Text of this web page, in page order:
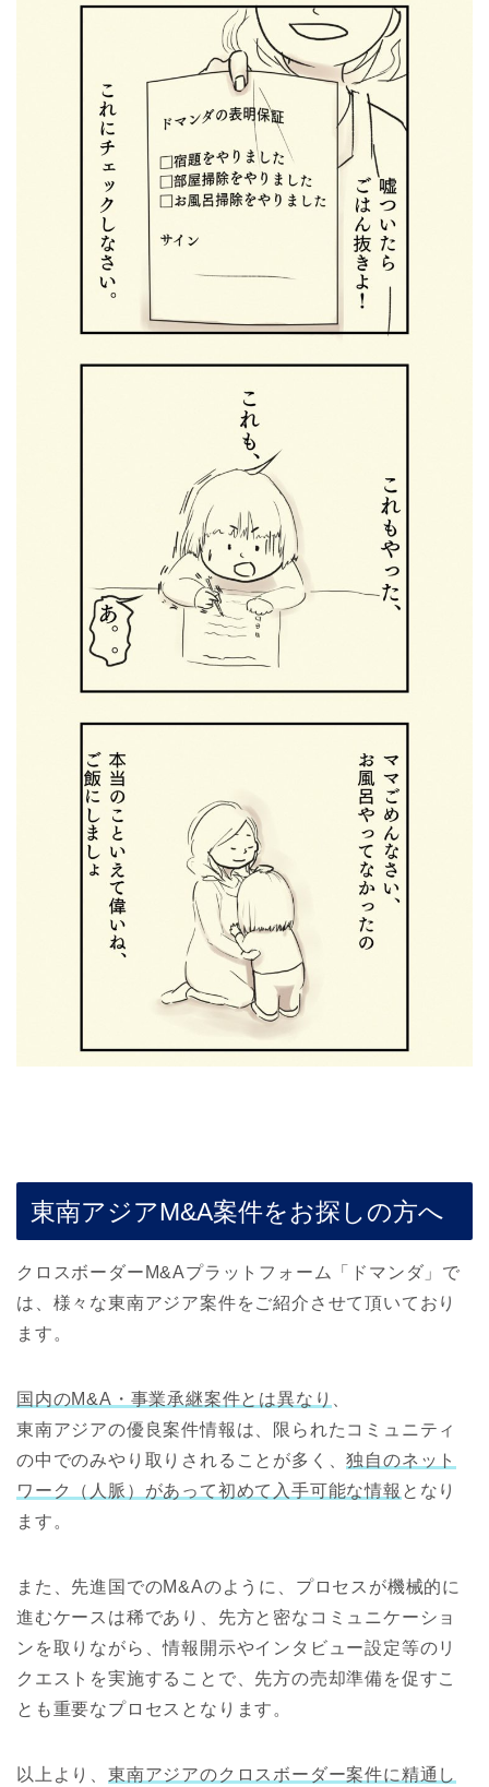
東南アジアM&A案件をお探しの方へ
クロスボーダーM&Aプラットフォーム「ドマンダ」で
は、様々な東南アジア案件をご紹介させて頂いており
ます。
国内のM&A・事業承継案件とは異なり
東南アジアの優良案件情報は、限られたコミュニティ
の中でのみやり取りされることが多く、独自のネット
ワーク（人脈）があって初めて入手可能な情報 となり
ます。
また、先進国でのM&Aのように、プロセスが機械的に
進むケースは稀であり、先方と密なコミュニケーショ
ンを取りながら、情報開示やインタビュー設定等のリ
クエストを実施することで、先方の売却準備を促すこ
とも重要なプロセスとなります。
以上より、 東南アジアのクロスボーダー案件に精通し